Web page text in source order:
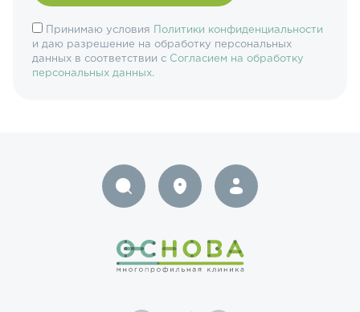
Принимаю условия
Политики конфиденциальности
и даю разрешение на обработку персональных
данных в соответствии с Согласием на обработку
персональных данных.